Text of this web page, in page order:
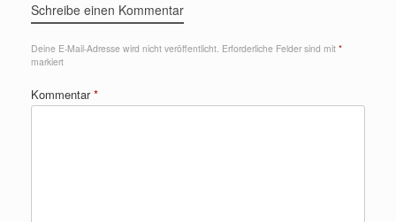
Schreibe einen Kommentar
Deine E-Mail-Adresse wird nicht veröffentlicht. Erforderliche Felder sind mit *
markiert
Kommentar*